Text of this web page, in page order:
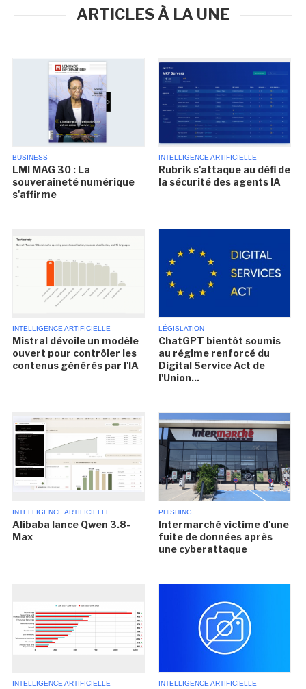
ARTICLES À LA UNE
BUSINESS
LMI MAG 30 : La
souveraineté numérique
s'affirme
INTELLIGENCE ARTIFICIELLE
Rubrik s'attaque au défi de
la sécurité des agents IA
INTELLIGENCE ARTIFICIELLE
Mistral dévoile un modèle
ouvert pour contrôler les
contenus générés par l'IA
LÉGISLATION
ChatGPT bientôt soumis
au régime renforcé du
Digital Service Act de
l'Union...
INTELLIGENCE ARTIFICIELLE
Alibaba lance Qwen 3.8-
Max
PHISHING
Intermarché victime d'une
fuite de données après
une cyberattaque
INTELLIGENCE ARTIFICIELLE INTELLIGENCE ARTIFICIELLE